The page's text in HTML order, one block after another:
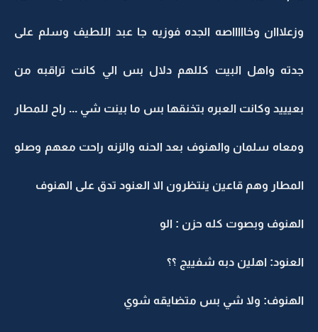
وزعلااان وخاااااصه الجده فوزيه جا عبد اللطيف وسلم على
جدته واهل البيت كللهم دلال بس الي كانت تراقبه من
بعيييد وكانت العبره بتخنقها بس ما بينت شي ... راح للمطار
ومعاه سلمان والهنوف بعد الحنه والزنه راحت معهم وصلو
المطار وهم قاعين ينتظرون الا العنود تدق على الهنوف
الهنوف وبصوت كله حزن : الو
العنود: اهلين دبه شفييج ؟؟
الهنوف: ولا شي بس متضايقه شوي